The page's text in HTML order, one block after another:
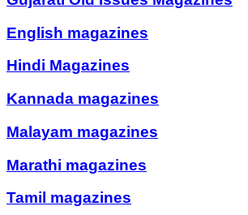
English magazines
Hindi Magazines
Kannada magazines
Malayam magazines
Marathi magazines
Tamil magazines